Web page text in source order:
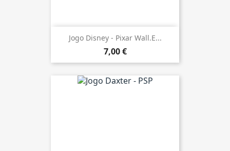
Jogo Disney - Pixar Wall.E...
7,00 €